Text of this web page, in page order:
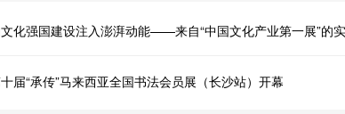
化强国建设注入澎湃动能——来自“中国文化产业第一展”的
届“承传”马来西亚全国书法会员展（长沙站）开幕